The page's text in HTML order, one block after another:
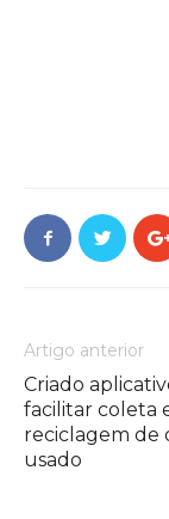
Artigo anterior
Criado
facilitar coleta
reciclagem de
usado